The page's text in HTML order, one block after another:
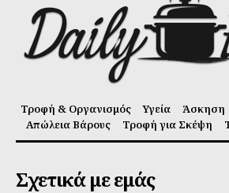
Τροφή & Οργανισμός Υγεία Άσκηση
Απώλεια Βάρους
Τροφή για Σκέψη
Σχετικά με εμάς